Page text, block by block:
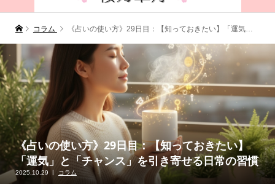
コラム 《占いの使い方》29日目：【知っておきたい】「運気」と「チャンス」を引き寄せる日常の習慣
《占いの使い方》29日目：【知っておきたい】
「運気」と「チャンス」を引き寄せる日常の習慣
2025.10.29 コラム